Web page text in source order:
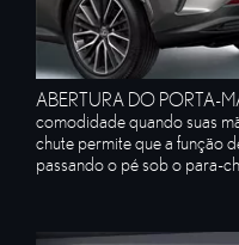
ABERTURA DO PORTA-
comodidade quando suas
chute permite que a função
passando o pé sob o para-